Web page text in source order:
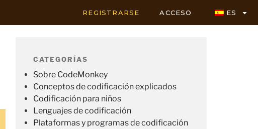
REGISTRARSE ACCESO ES
CATEGORÍAS
Sobre CodeMonkey
Conceptos de codificación explicados
Codificación para niños
Lenguajes de codificación
Plataformas y programas de codificación